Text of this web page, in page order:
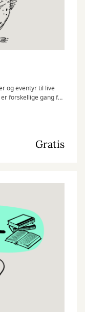
og eventyr til live
forskellige gang fra
børn og voksne
Gratis